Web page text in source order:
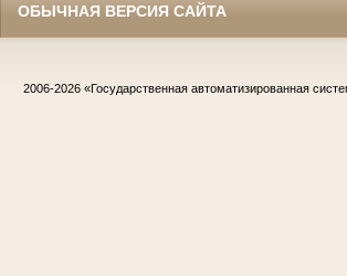
ОБЫЧНАЯ ВЕРСИЯ САЙТА
2006-2026 «Государственная автоматизированная